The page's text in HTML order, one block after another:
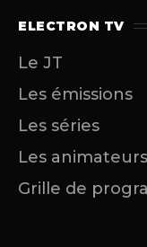
ELECTRON TV
Le JT
Les émissions
Les séries
Les animateurs
Grille de